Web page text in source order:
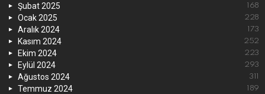
Şubat 2025 168
Ocak 2025 228
Aralık 2024 173
Kasım 2024 252
Ekim 2024 223
Eylül 2024 293
Ağustos 2024 311
Temmuz 2024 189